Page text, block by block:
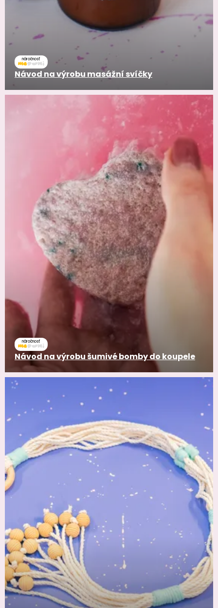
náročnosť
Návod na výrobu masážní svíčky
náročnosť
Návod na výrobu šumivé bomby do koupele